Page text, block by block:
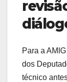
Para a
dos
técnico